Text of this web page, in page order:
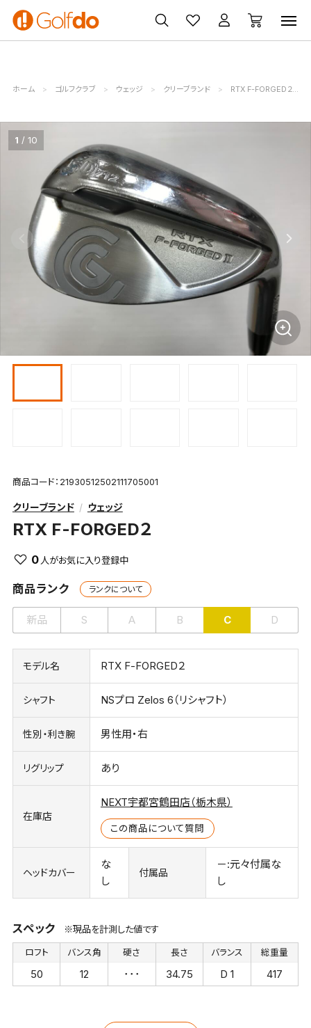
ゴルフ
クラブ
ゴルフ用品
買取
無料査定
クーポン
一覧
ホーム ゴルフクラブ ウェッジ クリーブランド RTX F-FORGED２
1 10
商品コード：21930512502111705001
クリーブランド ウェッジ
RTX F-FORGED２
0
商品ランク ランクについて
新品 S A B C D
モデル名 RTX F-FORGED２
シャフト NSプロ Zelos 6（リシャフト）
性別・利き腕 男性用・右
リグリップ あり
在庫店
NEXT宇都宮鶴田店（栃木県）
この商品について質問
ヘッドカバー
な
し
付属品
－:元々付属な
し
スペック ※現品を計測した値です
ロフト
50
バンス角
12
硬さ
･･･
長さ
34.75
バランス
D 1
総重量
417